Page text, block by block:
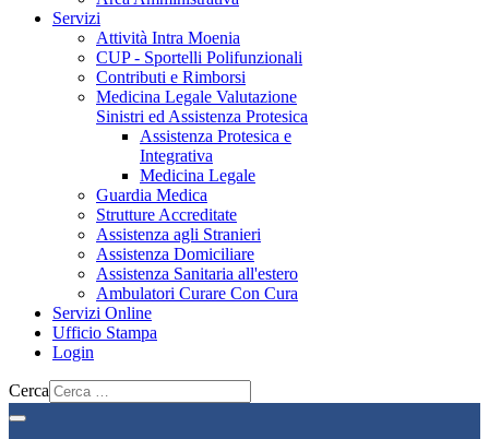
Servizi
Attività Intra Moenia
CUP - Sportelli Polifunzionali
Contributi e Rimborsi
Medicina Legale Valutazione
Sinistri ed Assistenza Protesica
Assistenza Protesica e
Integrativa
Medicina Legale
Guardia Medica
Strutture Accreditate
Assistenza agli Stranieri
Assistenza Domiciliare
Assistenza Sanitaria all'estero
Ambulatori Curare Con Cura
Servizi Online
Ufficio Stampa
Login
Cerca